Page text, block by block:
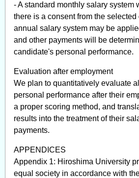
- A standard monthly salary system
there is a consent from the selected
annual salary system may be
and other payments will be
candidate's personal performance.
Evaluation after employment
We plan to quantitatively evaluate
personal performance after their
a proper scoring method, and
results into the treatment of their
payments.
APPENDICES
Appendix 1: Hiroshima University
equal society in accordance with